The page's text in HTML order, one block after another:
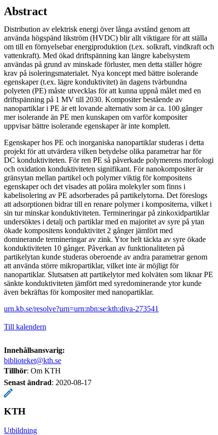
Abstract
Distribution av elektrisk energi över långa avstånd genom att
använda högspänd likström (HVDC) blir allt viktigare för att ställa
om till en förnyelsebar energiproduktion (t.ex. solkraft, vindkraft och
vattenkraft). Med ökad driftspänning kan längre kabelsystem
användas på grund av minskade förluster, men detta ställer högre
krav på isoleringsmaterialet. Nya koncept med bättre isolerande
egenskaper (t.ex. lägre konduktivitet) än dagens tvärbundna
polyeten (PE) måste utvecklas för att kunna uppnå målet med en
driftspänning på 1 MV till 2030. Kompositer bestående av
nanopartiklar i PE är ett lovande alternativ som är ca. 100 gånger
mer isolerande än PE men kunskapen om varför kompositer
uppvisar bättre isolerande egenskaper är inte komplett.
Egenskaper hos PE och inorganiska nanopartiklar studeras i detta
projekt för att utvärdera vilken betydelse olika parametrar har för
DC konduktiviteten. För ren PE så påverkade polymerens morfologi
och oxidation konduktiviteten signifikant. För nanokompositer är
gränsytan mellan partikel och polymer viktig för kompositens
egenskaper och det visades att polära molekyler som finns i
kabelisolering av PE adsorberades på partikelytorna. Det föreslogs
att adsorptionen bidrar till en renare polymer i kompositerna, vilket i
sin tur minskar konduktiviteten. Termineringar på zinkoxidpartiklar
undersöktes i detalj och partiklar med en majoritet av syre på ytan
ökade kompositens konduktivitet 2 gånger jämfört med
dominerande termineringar av zink. Ytor helt täckta av syre ökade
konduktiviteten 10 gånger. Påverkan av funktionaliteten på
partikelytan kunde studeras oberoende av andra parametrar genom
att använda större mikropartiklar, vilket inte är möjligt för
nanopartiklar. Slutsatsen att partikelytor med kolväten som liknar PE
sänkte konduktiviteten jämfört med syredominerande ytor kunde
även bekräftas för kompositer med nanopartiklar.
urn.kb.se/resolve?urn=urn:nbn:se:kth:diva-273541
Till kalendern
Innehållsansvarig:
biblioteket@kth.se
Tillhör: Om KTH
Senast ändrad: 2020-08-17
KTH
Utbildning